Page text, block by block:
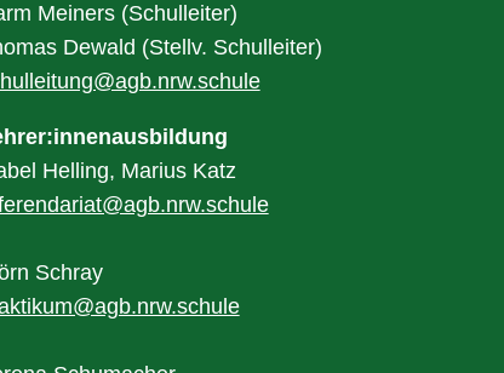
Meiners (Schulleiter)
Dewald (Stellv. Schulleiter)
Helling, Marius Katz
Schray